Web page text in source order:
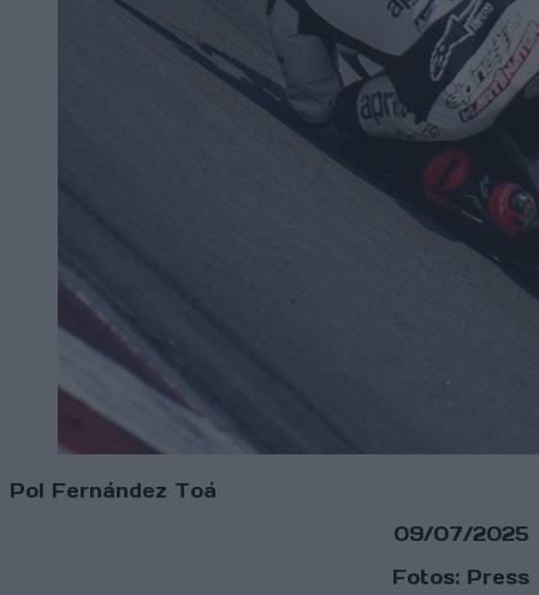
Pol Fernández Toá
09/07/2025
Fotos: Press